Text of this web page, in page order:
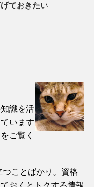
ておきたい
識を活
います
ご覧く
ことばかり。資格